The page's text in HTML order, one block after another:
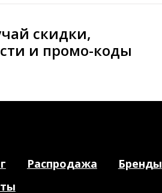
скидки,
и промо-коды
Распродажа Бренды